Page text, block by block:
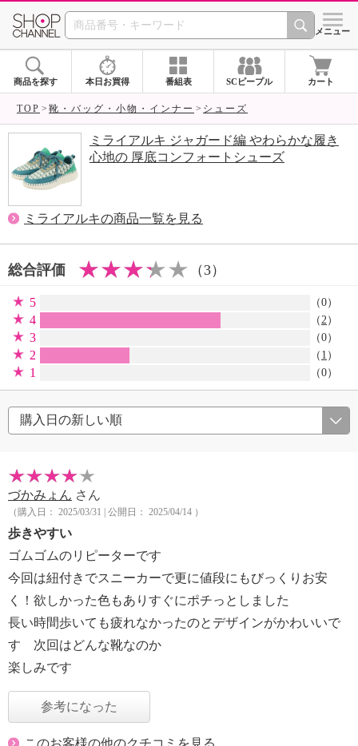
SHOP CHANNEL シメニュー
商品を探す 本日お買得 番組表 SCピープル カート
TOP 靴・バッグ・小物・インナー シューズ
ミライアルキ ジャガード編 やわらかな履き
心地の 厚底コンフォートシューズ
ミライアルキの商品一覧を見る
総合評価 （3）
5 （0）
4 （2）
3 （0）
2 （ 1 ）
1 （0）
づかみょん さん
（購入日： 2025/03/31 | 公開日： 2025/04/14 ）
歩きやすい
ゴムゴムのリピーターです
今回は紐付きでスニーカーで更に値段にもびっくりお安
く！欲しかった色もありすぐにポチっとしました
長い時間歩いても疲れなかったのとデザインがかわいいで
す 次回はどんな靴なのか
楽しみです
参考になった
このお客様の他のクチコミを見る